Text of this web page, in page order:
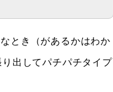
とき（があるかはわか
出してパチパチタイプ